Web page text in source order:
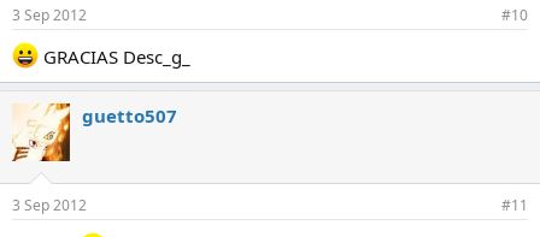
3 Sep 2012 #10
GRACIAS Desc_g_
guetto507
3 Sep 2012 #11